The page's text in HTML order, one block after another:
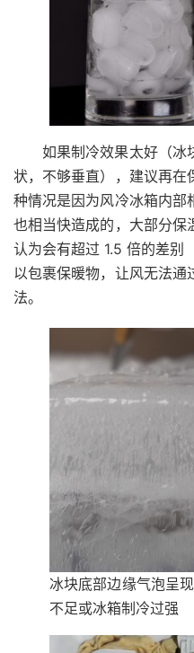
如果制冷效果太好（冰
状，不够垂直），建议再在
种情况是因为风冷冰箱内部
也相当快造成的，大部分保
认为会有超过 1.5 倍的差别
以包裹保暖物，让风无法通
法。
冰块底部边缘气泡呈
不足或冰箱制冷过强